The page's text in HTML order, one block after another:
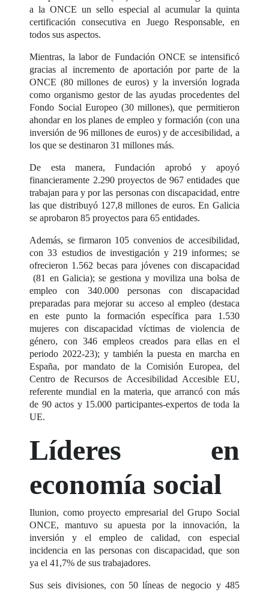
a la ONCE un sello especial al acumular la quinta
certificación consecutiva en Juego Responsable, en
todos sus aspectos.
Mientras, la labor de Fundación ONCE se intensificó
gracias al incremento de aportación por parte de la
ONCE (80 millones de euros) y la inversión lograda
como organismo gestor de las ayudas procedentes del
Fondo Social Europeo (30 millones), que permitieron
ahondar en los planes de empleo y formación (con una
inversión de 96 millones de euros) y de accesibilidad, a
los que se destinaron 31 millones más.
De esta manera, Fundación aprobó y apoyó
financieramente 2.290 proyectos de 967 entidades que
trabajan para y por las personas con discapacidad, entre
las que distribuyó 127,8 millones de euros. En Galicia
se aprobaron 85 proyectos para 65 entidades.
Además, se firmaron 105 convenios de accesibilidad,
con 33 estudios de investigación y 219 informes; se
ofrecieron 1.562 becas para jóvenes con discapacidad
(81 en Galicia); se gestiona y moviliza una bolsa de
empleo con 340.000 personas con discapacidad
preparadas para mejorar su acceso al empleo (destaca
en este punto la formación específica para 1.530
mujeres con discapacidad víctimas de violencia de
género, con 346 empleos creados para ellas en el
periodo 2022-23); y también la puesta en marcha en
España, por mandato de la Comisión Europea, del
Centro de Recursos de Accesibilidad Accesible EU,
referente mundial en la materia, que arrancó con más
de 90 actos y 15.000 participantes-expertos de toda la
UE.
Líderes en
economía social
Ilunion, como proyecto empresarial del Grupo Social
ONCE, mantuvo su apuesta por la innovación, la
inversión y el empleo de calidad, con especial
incidencia en las personas con discapacidad, que son
ya el 41,7% de sus trabajadores.
Sus seis divisiones, con 50 líneas de negocio y 485